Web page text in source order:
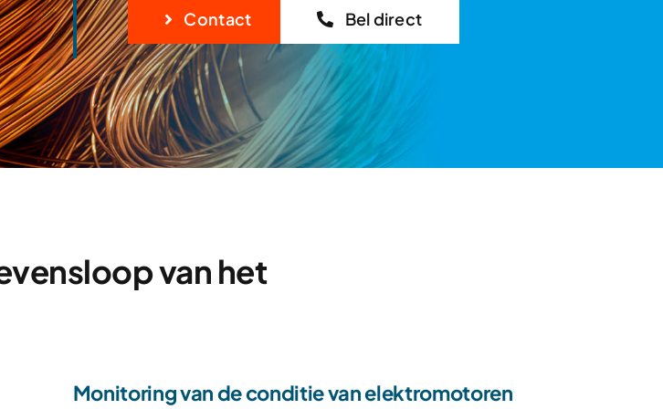
Contact Bel direct
van het
Monitoring van de conditie van elektromotoren